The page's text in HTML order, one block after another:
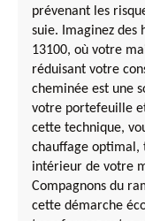
prévenant les
suie. Imaginez des
13100, où votre
réduisant votre
cheminée est une
votre portefeuille
cette technique,
chauffage
intérieur de votre
Compagnons du
cette démarche